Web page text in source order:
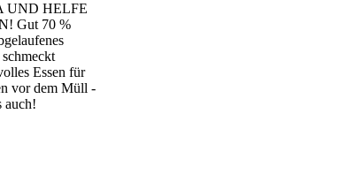
UND HELFE
Gut 70 %
Essen für
vor dem Müll -
auch!